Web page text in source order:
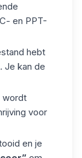
en PPT-
hebt
Je kan de
wordt
voor
en je